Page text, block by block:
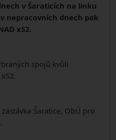
v Šaraticích na linku
nepracovních dnech pak
xS2.
spojů kvůli
Šaratice, ObÚ pro